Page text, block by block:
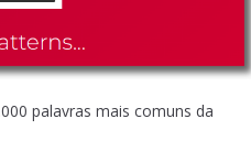
palavras mais comuns da